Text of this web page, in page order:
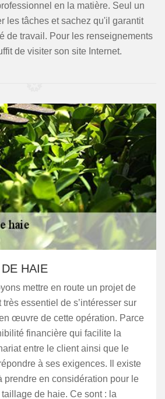
en la matière. Seul un
les tâches et sachez qu'il garantit
de travail. Pour les renseignements
de visiter son site Internet.
HAIE
mettre en route un projet de
essentiel de s’intéresser sur
œuvre de cette opération. Parce
financière qui facilite la
entre le client ainsi que le
à ses exigences. Il existe
prendre en considération pour le
de haie. Ce sont : la